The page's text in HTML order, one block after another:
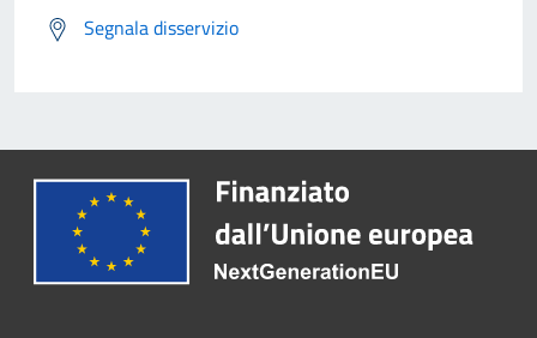
Segnala disservizio